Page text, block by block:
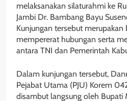
melaksanakan silaturahmi ke
Jambi Dr. Bambang Bayu
Kunjungan tersebut merupakan
mempererat hubungan serta
antara TNI dan Pemerintah
Dalam kunjungan tersebut,
Pejabat Utama (PJU) Korem
disambut langsung oleh Bupati